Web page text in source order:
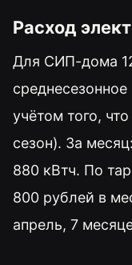
Расход
Для СИП-дома
учётом того,
сезон). За
880 кВтч. По
800 рублей в
апрель, 7